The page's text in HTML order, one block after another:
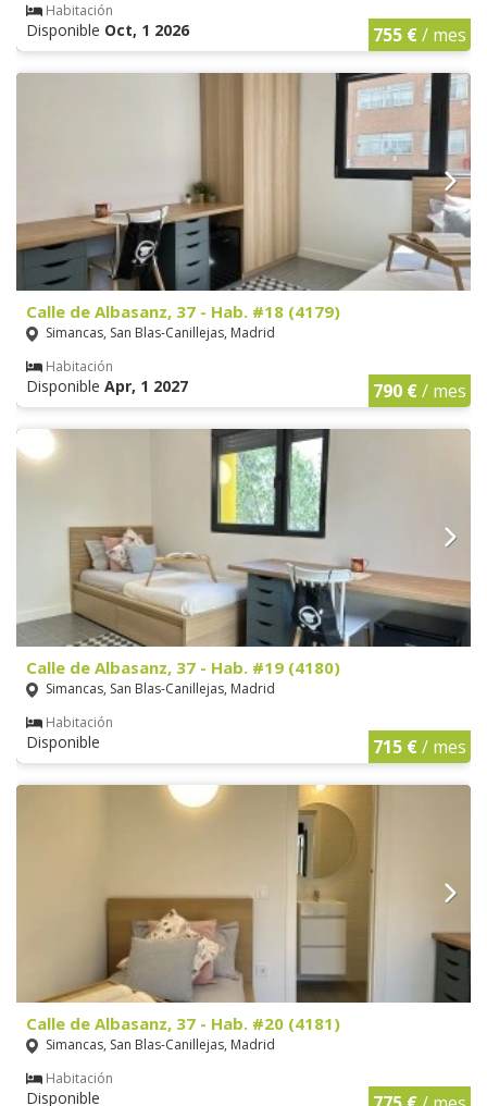
Habitación
Disponible Oct, 1 2026 755 €/ mes
Calle de Albasanz, 37 - Hab. #18 (4179)
Simancas, San Blas-Canillejas, Madrid
Habitación
Disponible Apr, 1 2027 790 €/ mes
Calle de Albasanz, 37 - Hab. #19 (4180)
Simancas, San Blas-Canillejas, Madrid
Habitación
Disponible 715 €/ mes
Calle de Albasanz, 37 - Hab. #20 (4181)
Simancas, San Blas-Canillejas, Madrid
Habitación
Disponible